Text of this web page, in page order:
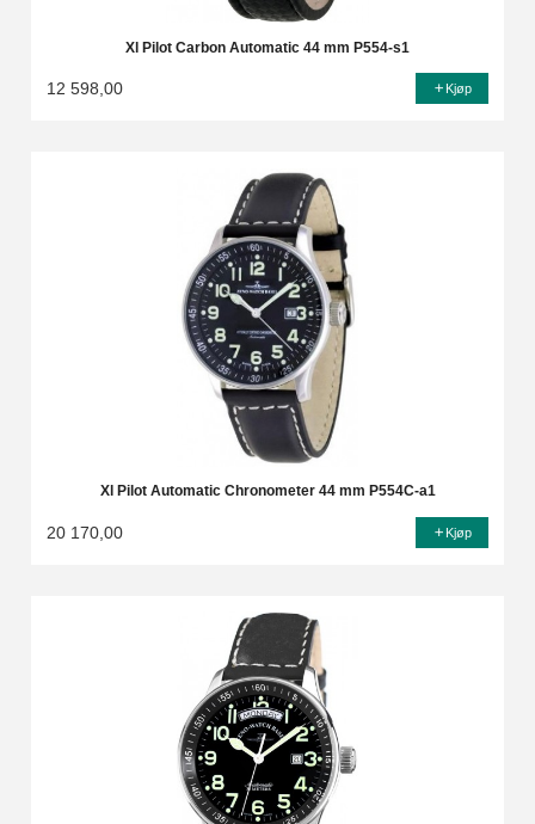
Xl Pilot Carbon Automatic 44 mm P554-s1
12 598,00 Kjøp
Xl Pilot Automatic Chronometer 44 mm P554C-a1
20 170,00 Kjøp